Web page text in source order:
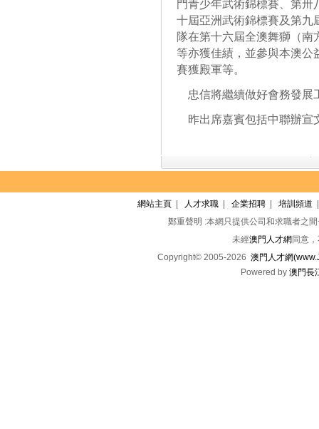
門青少年武術錦標賽、第
十屆亞洲武術錦標賽及第九
隊在第十六屆全澳舞獅（
等亦獲佳績，並參與本澳公
賽獲殿軍等。
忠信將繼續做好會務發展
昨出席嘉賓包括中聯辦宣
網站主頁 人才求職 企業招聘 培訓頻道
鄭重聲明 :本網只提供公司和求職者之
未經澳門人才網 同意
Copyright© 2005-2026 澳門人才網
Powered by 澳門長